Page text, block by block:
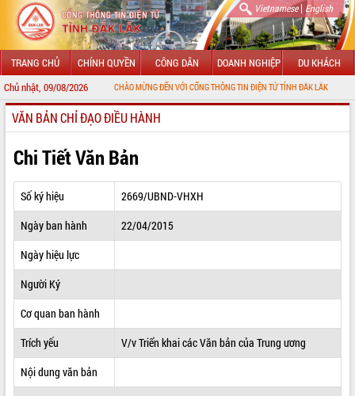
Vietnamese| English
TRANG CHỦ CHÍNH QUYỀN CÔNG DÂN DOANH NGHIỆP DU KHÁCH
Chủ nhật, 09/08/2026CHÀO MỪNG ĐẾN VỚI CỔNG THÔNG TIN ĐIỆN TỬ TỈNH ĐẮK LẮK
GIỚI THIỆU
LÃNH ĐẠO UBND TỈNH
TIN TỨC SỰ KIỆN
SỞ, BAN, NGÀNH
THÔNG TIN CHỈ ĐẠO ĐIỀU HÀNH
HỆ THỐNG VĂN BẢN
VĂN BẢN HĐND TỈNH
ĐIỂM TIN VĂN BẢN
VĂN BẢN CHỈ ĐẠO ĐIỀU HÀNH
Chi Tiết Văn Bản
Số ký hiệu
2669/UBND-VHXH
Ngày ban hành
22/04/2015
Ngày hiệu lực
Người Ký
Cơ quan ban hành
Trích yếu
V/v Triển khai các Văn bản của Trung ương
Nội dung văn bản